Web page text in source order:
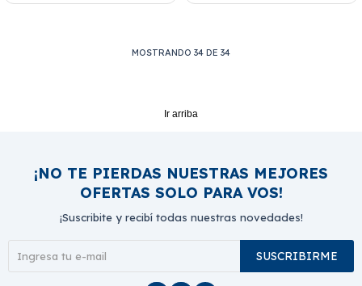
MOSTRANDO 34 DE 34
Ir arriba
¡NO TE PIERDAS NUESTRAS MEJORES
OFERTAS SOLO PARA VOS!
¡Suscribite y recibí todas nuestras novedades!
SUSCRIBIRME